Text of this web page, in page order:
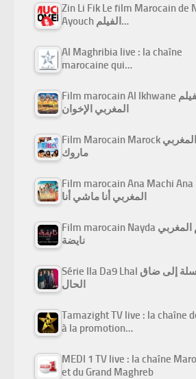
Zin Li Fik Le film Marocain de
Ayouch الفيلم…
Al Maghribia live : la chaîne
marocaine qui…
Film marocain Al Ikhwane الفيلم
المغربي الإخوان
Film Marocain Marock الفيلم المغربي
ماروك
Film marocain Ana Machi Ana الفيلم
المغربي أنا ماشي أنا
Film marocain Nayda الفيلم المغربي
نايضة
Série Ila Da9 Lhal سلسلة إلى ضاق
الحال
Tamazight TV live : la chaîne
à la promotion…
MEDI 1 TV live : la chaîne
et du Grand Maghreb